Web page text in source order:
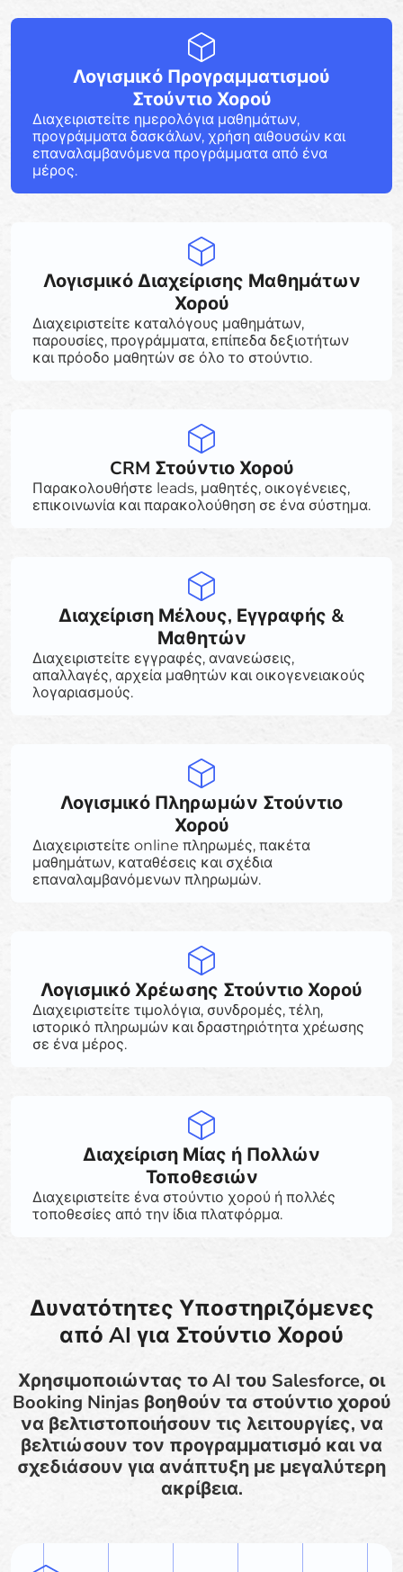
Λογισμικό Προγραμματισμού
Στούντιο Χορού
Διαχειριστείτε ημερολόγια μαθημάτων,
προγράμματα δασκάλων, χρήση αιθουσών και
επαναλαμβανόμενα προγράμματα από ένα
μέρος.
Λογισμικό Διαχείρισης Μαθημάτων
Χορού
Διαχειριστείτε καταλόγους μαθημάτων,
παρουσίες, προγράμματα, επίπεδα δεξιοτήτων
και πρόοδο μαθητών σε όλο το στούντιο.
CRM Στούντιο Χορού
Παρακολουθήστε leads, μαθητές, οικογένειες,
επικοινωνία και παρακολούθηση σε ένα σύστημα.
Διαχείριση Μέλους, Εγγραφής &
Μαθητών
Διαχειριστείτε εγγραφές, ανανεώσεις,
απαλλαγές, αρχεία μαθητών και οικογενειακούς
λογαριασμούς.
Λογισμικό Πληρωμών Στούντιο
Χορού
Διαχειριστείτε online πληρωμές, πακέτα
μαθημάτων, καταθέσεις και σχέδια
επαναλαμβανόμενων πληρωμών.
Λογισμικό Χρέωσης Στούντιο Χορού
Διαχειριστείτε τιμολόγια, συνδρομές, τέλη,
ιστορικό πληρωμών και δραστηριότητα χρέωσης
σε ένα μέρος.
Διαχείριση Μίας ή Πολλών
Τοποθεσιών
Διαχειριστείτε ένα στούντιο χορού ή πολλές
τοποθεσίες από την ίδια πλατφόρμα.
Δυνατότητες Υποστηριζόμενες
από AI για Στούντιο Χορού
Χρησιμοποιώντας το AI του Salesforce, οι
Booking Ninjas βοηθούν τα στούντιο χορού
να βελτιστοποιήσουν τις λειτουργίες, να
βελτιώσουν τον προγραμματισμό και να
σχεδιάσουν για ανάπτυξη με μεγαλύτερη
ακρίβεια.